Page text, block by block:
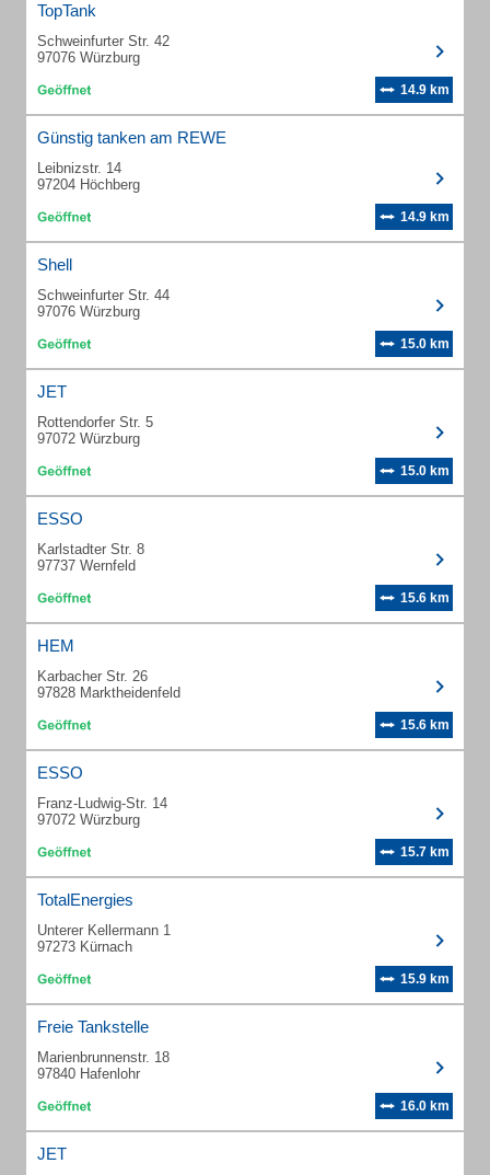
TopTank
Schweinfurter Str. 42
97076 Würzburg
14.9 km
Günstig tanken am REWE
Leibnizstr. 14
97204 Höchberg
14.9 km
Shell
Schweinfurter Str. 44
97076 Würzburg
15.0 km
JET
Rottendorfer Str. 5
97072 Würzburg
15.0 km
ESSO
Karlstadter Str. 8
97737 Wernfeld
15.6 km
HEM
Karbacher Str. 26
97828 Marktheidenfeld
15.6 km
ESSO
Franz-Ludwig-Str. 14
97072 Würzburg
15.7 km
TotalEnergies
Unterer Kellermann 1
97273 Kürnach
15.9 km
Freie Tankstelle
Marienbrunnenstr. 18
97840 Hafenlohr
16.0 km
JET